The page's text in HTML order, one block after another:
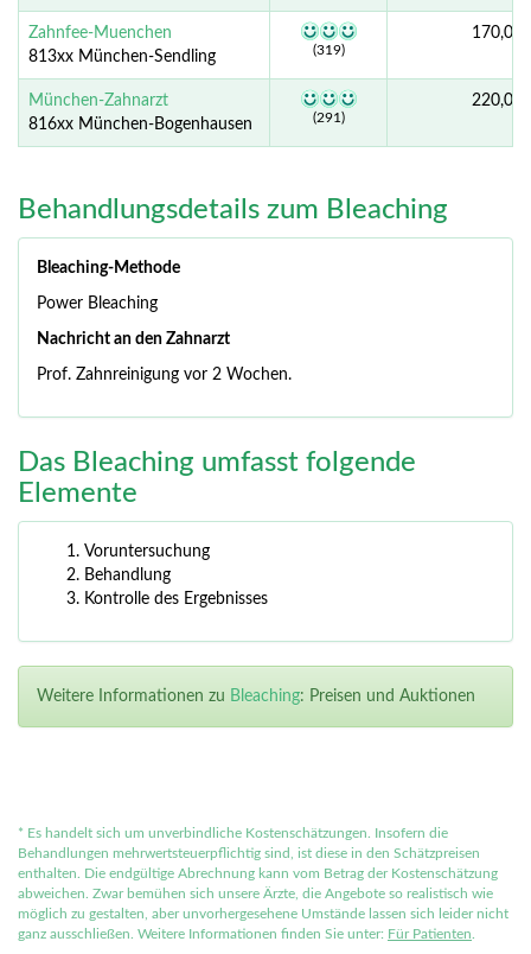
Zahnfee-Muenchen
813xx München-Sendling
(319)
170,00
München-Zahnarzt
816xx München-Bogenhausen
(291)
220,00
Behandlungsdetails zum Bleaching
Bleaching-Methode
Power Bleaching
Nachricht an den Zahnarzt
Prof. Zahnreinigung vor 2 Wochen.
Das Bleaching umfasst folgende
Elemente
Voruntersuchung
Behandlung
Kontrolle des Ergebnisses
Weitere Informationen zu Bleaching: Preisen und Auktionen
* Es handelt sich um unverbindliche Kostenschätzungen. Insofern die
Behandlungen mehrwertsteuerpflichtig sind, ist diese in den Schätzpreisen
enthalten. Die endgültige Abrechnung kann vom Betrag der Kostenschätzung
abweichen. Zwar bemühen sich unsere Ärzte, die Angebote so realistisch wie
möglich zu gestalten, aber unvorhergesehene Umstände lassen sich leider nicht
ganz ausschließen. Weitere Informationen finden Sie unter: Für Patienten